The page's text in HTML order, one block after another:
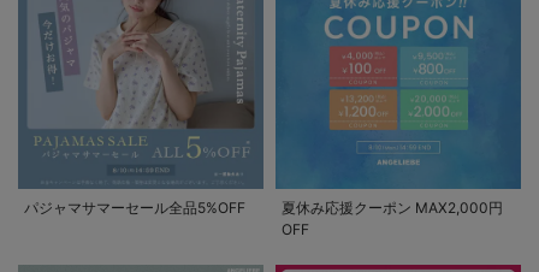
パジャマサマーセール全品5%OFF
夏休み応援クーポン MAX2,000円
OFF